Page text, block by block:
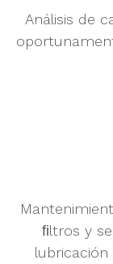
Análisis de
ﬁltros y
lubricación